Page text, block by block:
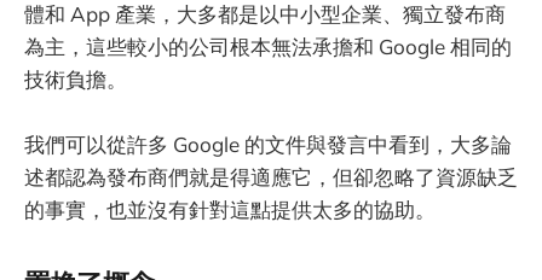
體和 App 產業，大多都是以中小型企業、獨立發布商
為主，這些較小的公司根本無法承擔和 Google 相同的
技術負擔。
我們可以從許多 Google 的文件與發言中看到，大多論
述都認為發布商們就是得適應它，但卻忽略了資源缺乏
的事實，也並沒有針對這點提供太多的協助。